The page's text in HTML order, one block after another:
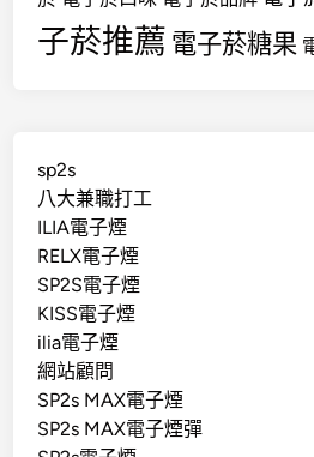
子菸推薦 電子菸糖果
sp2s
八大兼職打工
ILIA電子煙
RELX電子煙
SP2S電子煙
KISS電子煙
ilia電子煙
網站顧問
SP2s MAX電子煙
SP2s MAX電子煙彈